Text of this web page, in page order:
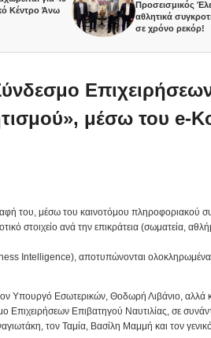
Άνω
Προσεισμικός Έλεγχος
αθλητικά συγκροτήματα
σε χρόνο ρεκόρ!
μέσω του e-
του, μέσω του καινοτόμου πληροφοριακού
στοιχείο ανά την επικράτεια (σωματεία,
Intelligence), αποτυπώνονται ολοκληρωμένα
Υπουργό Εσωτερικών, Θοδωρή Λιβάνιο,
Επιβατηγού Ναυτιλίας, σε
τον Ταμία, Βασίλη Μαμμή και τον